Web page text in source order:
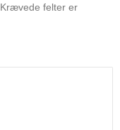
Krævede felter er